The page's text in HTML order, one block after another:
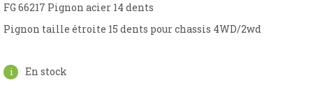
FG 66217 Pignon acier 14 dents
Pignon taille étroite 15 dents pour chassis 4WD/2wd
En stock